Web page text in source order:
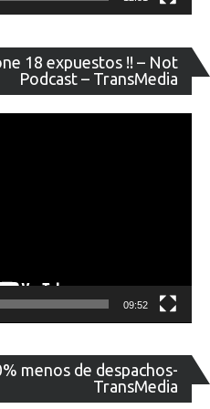
18 expuestos !! – Not
Podcast – TransMedia
de
09:52
menos de despachos-
TransMedia
de